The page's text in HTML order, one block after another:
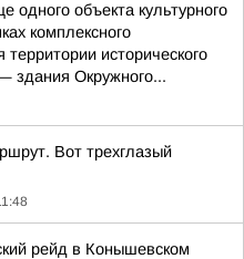
одного объекта культурного
комплексного
территории исторического
здания Окружного...
Вот трехглазый
рейд в Конышевском